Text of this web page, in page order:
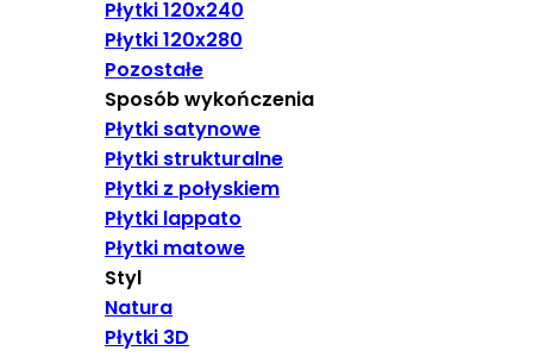
Płytki 120x240
Płytki 120x280
Pozostałe
Sposób wykończenia
Płytki satynowe
Płytki strukturalne
Płytki z połyskiem
Płytki lappato
Płytki matowe
Styl
Natura
Płytki 3D